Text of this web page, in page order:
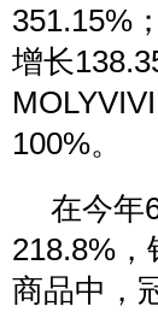
351.15%
增长
100%。
在今年
218.8%
商品中，